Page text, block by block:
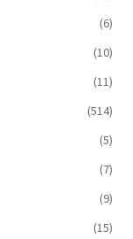
(6)
(10)
(11)
(514)
(5)
(7)
(9)
(15)